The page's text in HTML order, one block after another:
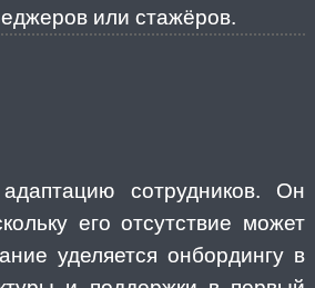
или стажёров.
сотрудников. Он
его отсутствие может
уделяется онбордингу в